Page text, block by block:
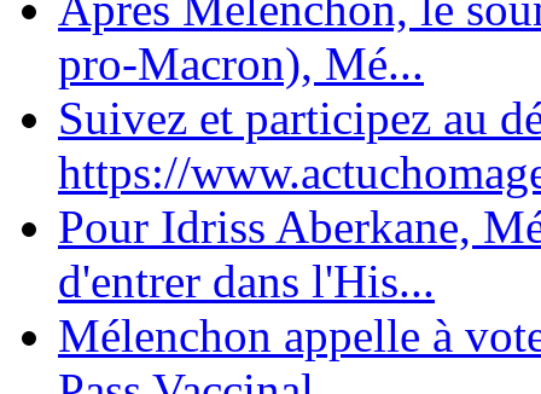
pro-Macron), Mé...
Suivez et participez au
https://
Pour Idriss Aberkane,
d'entrer dans l'His...
Mélenchon appelle à